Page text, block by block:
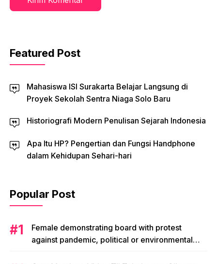
Featured Post
Mahasiswa ISI Surakarta Belajar Langsung di
Proyek Sekolah Sentra Niaga Solo Baru
Historiografi Modern Penulisan Sejarah Indonesia
Apa Itu HP? Pengertian dan Fungsi Handphone
dalam Kehidupan Sehari-hari
Popular Post
Female demonstrating board with protest
against pandemic, political or environmental